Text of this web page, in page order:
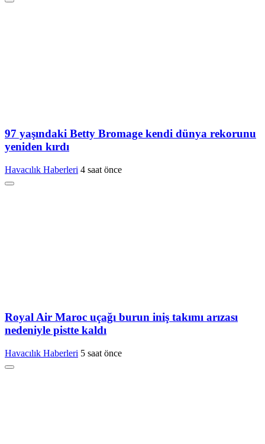
97 yaşındaki Betty Bromage kendi dünya rekorunu
yeniden kırdı
Havacılık Haberleri 4 saat önce
Royal Air Maroc uçağı burun iniş takımı arızası
nedeniyle pistte kaldı
Havacılık Haberleri 5 saat önce